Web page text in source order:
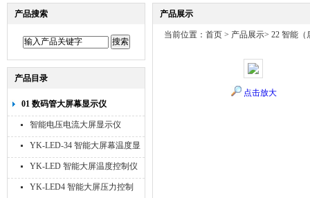
产品搜索
产品目录
01 数码管大屏幕显示仪
智能电压电流大屏显示仪
YK-LED-34 智能大屏幕温度显
示仪
YK-LED 智能大屏温度控制仪
YK-LED4 智能大屏压力控制
产品展示
当前位置： 首页 > 产品展示> 22 智能（
点击放大